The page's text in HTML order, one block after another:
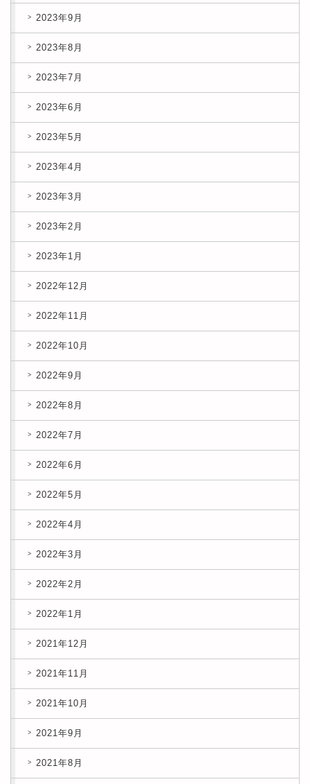
2023年9月
2023年8月
2023年7月
2023年6月
2023年5月
2023年4月
2023年3月
2023年2月
2023年1月
2022年12月
2022年11月
2022年10月
2022年9月
2022年8月
2022年7月
2022年6月
2022年5月
2022年4月
2022年3月
2022年2月
2022年1月
2021年12月
2021年11月
2021年10月
2021年9月
2021年8月